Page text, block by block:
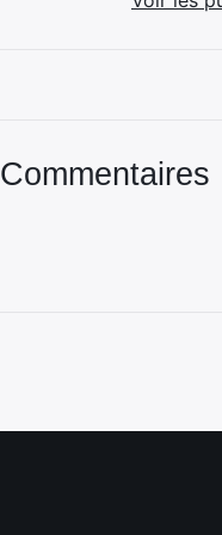
Commentaires